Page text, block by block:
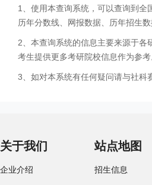
1、使用本查询系统，可以查询到
历年分数线、网报数据、历年招生
2、本查询系统的信息主要来源于
考生提供更多考研院校信息作为参考
3、如对本系统有任何疑问请与社
关于我们
企业介绍
站点地图
招生信息